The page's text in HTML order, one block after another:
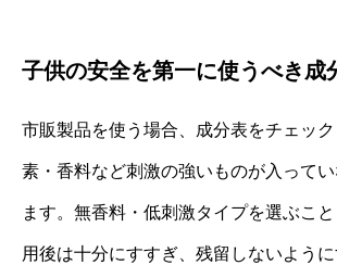
子供の安全を第一に使うべき成
市販製品を使う場合、成分表をチェッ
素・香料など刺激の強いものが入って
ます。無香料・低刺激タイプを選ぶこ
用後は十分にすすぎ、残留しないよう